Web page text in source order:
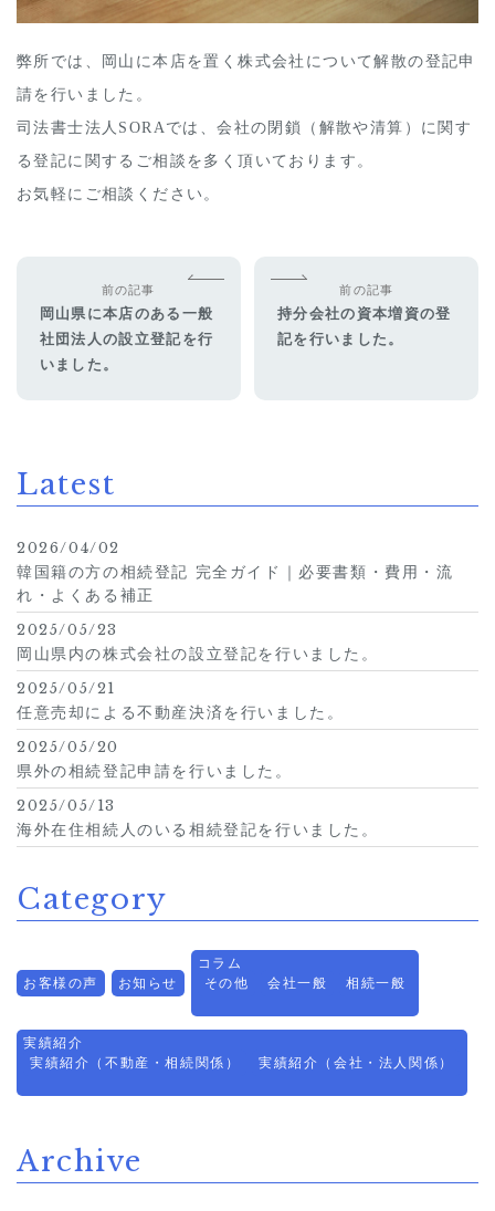
弊所では、岡山に本店を置く株式会社について解散の登記申
請を行いました。
司法書士法人SORAでは、会社の閉鎖（解散や清算）に関す
る登記に関するご相談を多く頂いております。
お気軽にご相談ください。
前の記事
岡山県に本店のある一般
社団法人の設立登記を行
いました。
前の記事
持分会社の資本増資の登
記を行いました。
Latest
2026/04/02
韓国籍の方の相続登記 完全ガイド｜必要書類・費用・流
れ・よくある補正
2025/05/23
岡山県内の株式会社の設立登記を行いました。
2025/05/21
任意売却による不動産決済を行いました。
2025/05/20
県外の相続登記申請を行いました。
2025/05/13
海外在住相続人のいる相続登記を行いました。
Category
お客様の声 お知らせ
コラム
その他
会社一般 相続一般
実績紹介
実績紹介（不動産・相続関係）
実績紹介（会社・法人関係）
Archive